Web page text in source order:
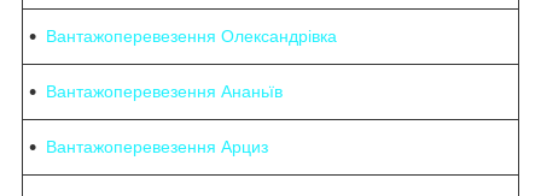
Вантажоперевезення Олександрівка
Вантажоперевезення Ананьїв
Вантажоперевезення Арциз